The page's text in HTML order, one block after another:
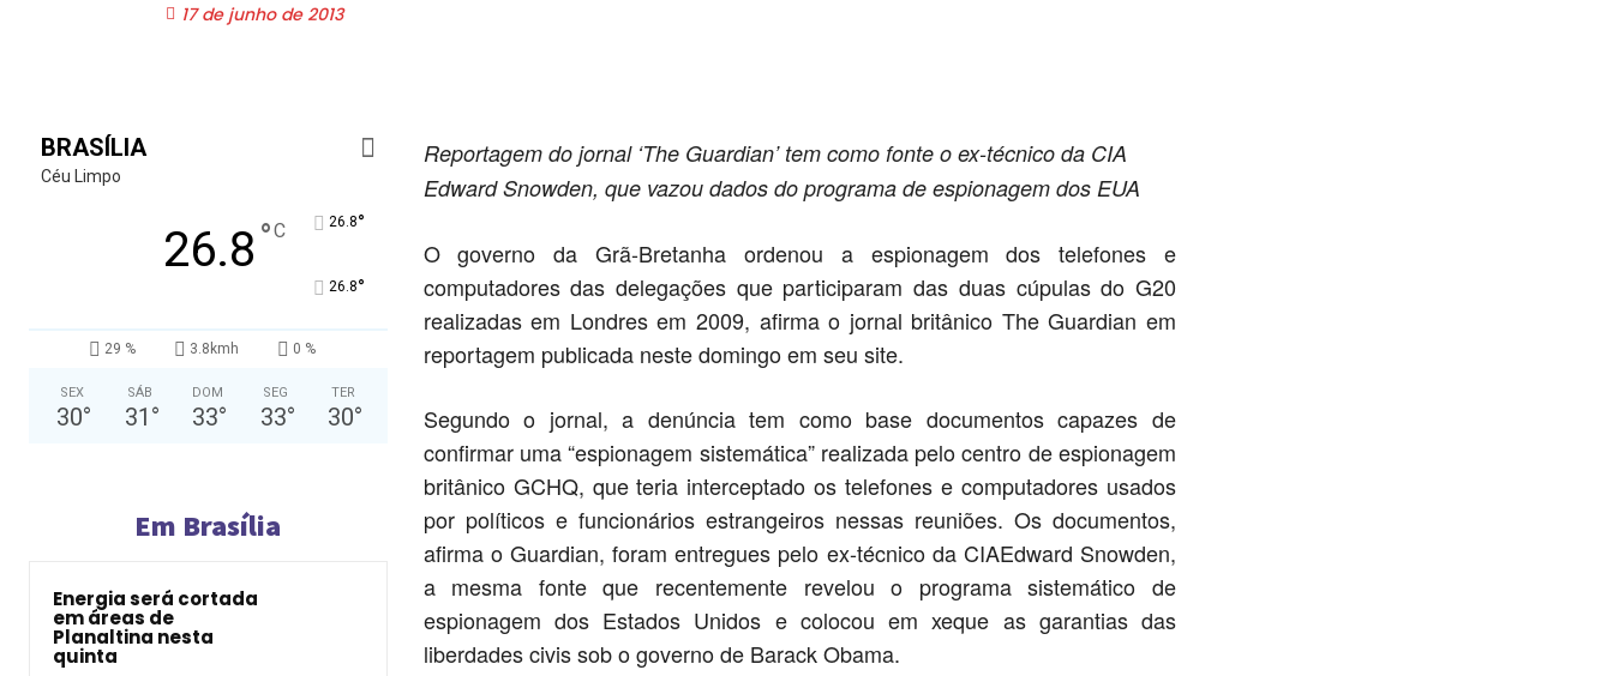
17 de junho de 2013
BRASÍLIA
Céu Limpo
26.8 °C 26.8°
26.8°
29 % 3.8kmh 0 %
SEX
30°
SÁB
31 °
DOM
33°
SEG
33°
TER
30°
Em Brasília
Energia será cortada
em áreas de
Planaltina nesta
quinta
Reportagem do jornal ‘The Guardian’ tem como fonte o ex-técnico da CIA
Edward Snowden, que vazou dados do programa de espionagem dos EUA
O governo da Grã-Bretanha ordenou a espionagem dos telefones e
computadores das delegações que participaram das duas cúpulas do G20
realizadas em Londres em 2009, afirma o jornal britânico The Guardian em
reportagem publicada neste domingo em seu site.
Segundo o jornal, a denúncia tem como base documentos capazes de
confirmar uma “espionagem sistemática” realizada pelo centro de espionagem
britânico GCHQ, que teria interceptado os telefones e computadores usados
por políticos e funcionários estrangeiros nessas reuniões. Os documentos,
afirma o Guardian, foram entregues pelo ex-técnico da CIAEdward Snowden,
a mesma fonte que recentemente revelou o programa sistemático de
espionagem dos Estados Unidos e colocou em xeque as garantias das
liberdades civis sob o governo de Barack Obama.